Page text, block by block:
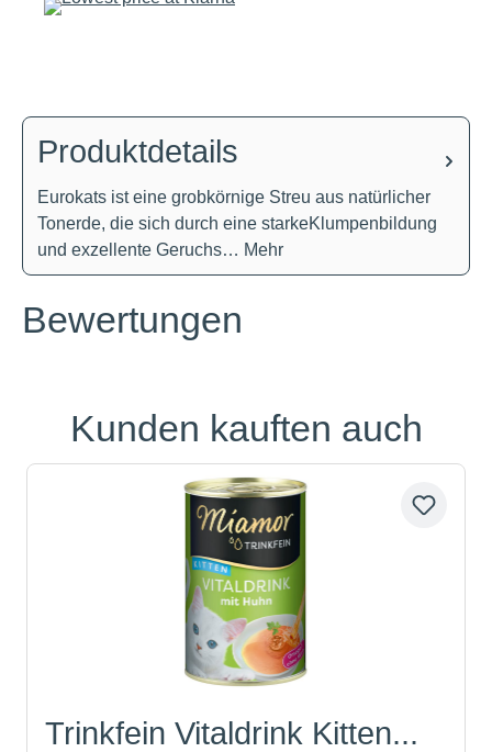
Produktdetails
Eurokats ist eine grobkörnige Streu aus natürlicher
Tonerde, die sich durch eine starkeKlumpenbildung
und exzellente Geruchs… Mehr
Bewertungen
Produktgalerie überspringen
Kunden kauften auch
Trinkfein Vitaldrink Kitten...